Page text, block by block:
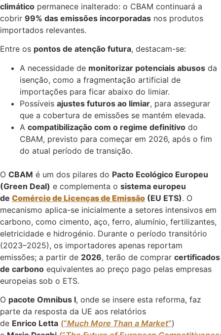
climático permanece inalterado: o CBAM continuará a
cobrir 99% das emissões incorporadas nos produtos
importados relevantes.
Entre os pontos de atenção futura, destacam-se:
A necessidade de monitorizar potenciais abusos da
isenção, como a fragmentação artificial de
importações para ficar abaixo do limiar.
Possíveis ajustes futuros ao limiar, para assegurar
que a cobertura de emissões se mantém elevada.
A compatibilização com o regime definitivo do
CBAM, previsto para começar em 2026, após o fim
do atual período de transição.
O CBAM é um dos pilares do Pacto Ecológico Europeu
(Green Deal) e complementa o sistema europeu
de Comércio de Licenças de Emissão (EU ETS). O
mecanismo aplica-se inicialmente a setores intensivos em
carbono, como cimento, aço, ferro, alumínio, fertilizantes,
eletricidade e hidrogénio. Durante o período transitório
(2023–2025), os importadores apenas reportam
emissões; a partir de 2026, terão de comprar certificados
de carbono equivalentes ao preço pago pelas empresas
europeias sob o ETS.
O pacote Omnibus I, onde se insere esta reforma, faz
parte da resposta da UE aos relatórios
de Enrico Letta (“Much More Than a Market”)